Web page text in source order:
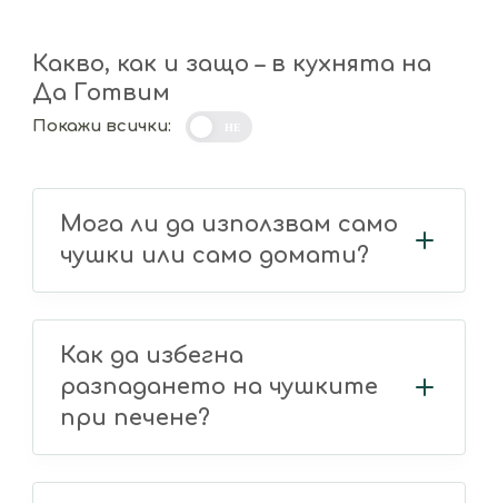
Какво, как и защо – в кухнята на
Да Готвим
Покажи всички:
Мога ли да използвам само
чушки или само домати?
Как да избегна
разпадането на чушките
при печене?